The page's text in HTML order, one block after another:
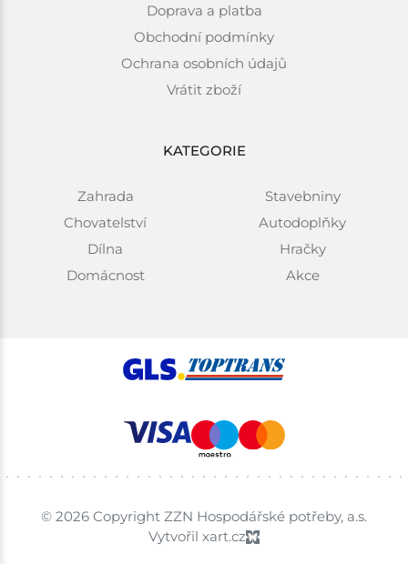
Doprava a platba
Obchodní podmínky
Ochrana osobních údajů
Vrátit zboží
KATEGORIE
Zahrada
Chovatelství
Dílna
Domácnost
Stavebniny
Autodoplňky
Hračky
Akce
© 2026 Copyright ZZN Hospodářské potřeby, a.s.
Vytvořil xart.cz